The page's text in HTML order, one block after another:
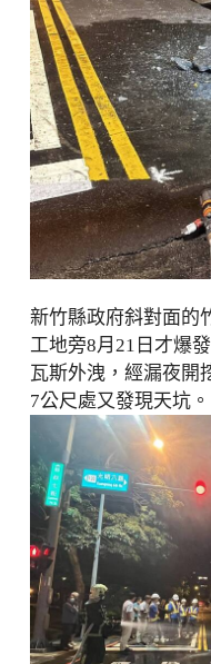
新竹縣政府斜對面的
工地旁8月21日才爆
瓦斯外洩，經漏夜開
7公尺處又發現天坑